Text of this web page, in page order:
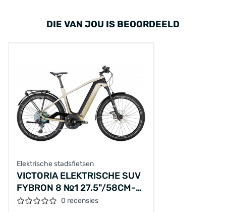
DIE VAN JOU IS BEOORDEELD
Elektrische stadsfietsen
VICTORIA ELEKTRISCHE SUV
FYBRON 8 №1 27.5"/58CM-
L/12/ANTRACIETGRIJS/02920614
0 recensies